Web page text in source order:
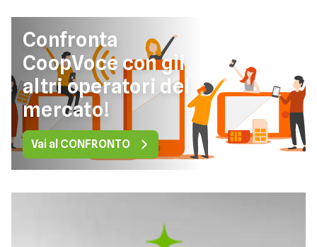
Confronta
CoopVoce con gli
altri operatori del
mercato!
Vai al CONFRONTO